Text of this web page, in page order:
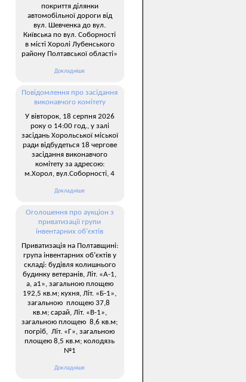
покриття ділянки
автомобільної дороги від
вул. Шевченка до вул.
Київська по вул. Соборності
в місті Хоролі Лубенського
району Полтавської області»
Докладніше
Повідомлення про засідання
виконавчого комітету
У вівторок, 18 серпня 2026
року о 14:00 год., у залі
засідань Хорольської міської
ради відбудеться 18 чергове
засідання виконавчого
комітету за адресою:
м.Хорол, вул.Соборності, 4
Докладніше
Оголошення про аукціон з
приватизації групи
інвентарних об’єктів
Приватизація на Полтавщині:
група інвентарних об’єктів у
складі: будівля колишнього
будинку ветеранів, Літ. «А-1,
а, а1», загальною площею
192,5 кв.м; кухня, Літ. «Б-1»,
загальною площею 37,8
кв.м; сарай, Літ. «В-1»,
загальною площею 8,6 кв.м;
погріб, Літ. «Г», загальною
площею 8,5 кв.м; колодязь
№1
Докладніше